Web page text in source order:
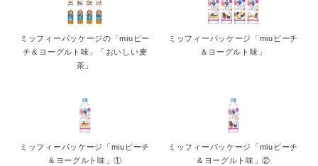
ミッフィーパッケージの「miuピー
チ＆ヨーグルト味」「おいしい麦
茶」
ミッフィーパッケージ「miuピーチ
＆ヨーグルト味」
ミッフィーパッケージ「miuピーチ
＆ヨーグルト味」①
ミッフィーパッケージ「miuピーチ
＆ヨーグルト味」②